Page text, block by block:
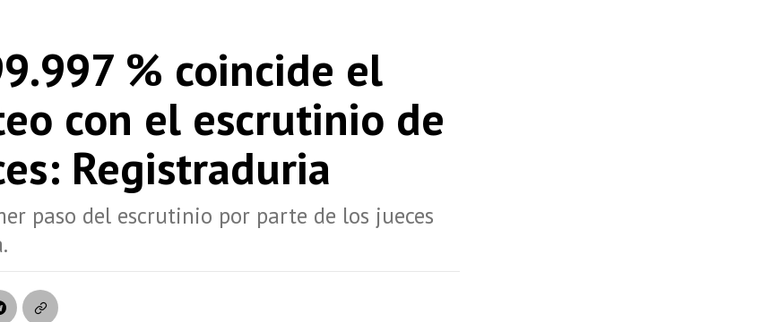
% coincide el
con el escrutinio de
Registraduria
paso del escrutinio por parte de los jueces